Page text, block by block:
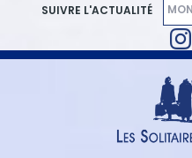
SUIVRE L'ACTUALITÉ